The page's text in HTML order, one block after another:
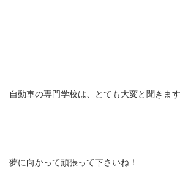
自動車の専門学校は、とても大変と聞きます
夢に向かって頑張って下さいね！